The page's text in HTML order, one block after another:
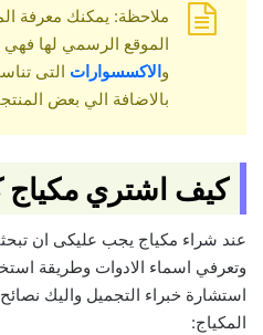
ملاحظة: يمكنك معرفة
الموقع الرسمي لها فهي
و الاكسسوارات التى
بالاضافة الي بعض
كيف اشتري مكياج
عند شراء مكياج يجب عليكى ان
وتعرفي اسماء الادوات وطريقة
استشارة خبراء التجميل واليك
المكياج: